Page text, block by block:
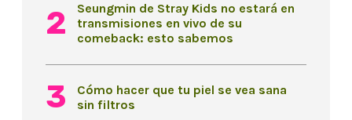
Seungmin de Stray Kids no estará en
transmisiones en vivo de su
comeback: esto sabemos
Cómo hacer que tu piel se vea sana
sin filtros